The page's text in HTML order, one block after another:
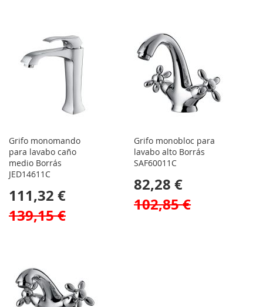
Grifo monomando
para lavabo caño
medio Borrás
JED14611C
111,32 €
139,15 €
Grifo monobloc para
lavabo alto Borrás
SAF60011C
82,28 €
102,85 €